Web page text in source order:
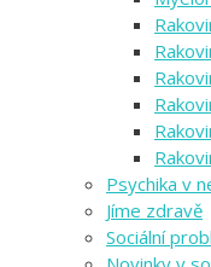
Psychika v
Jíme zdravě
Sociální